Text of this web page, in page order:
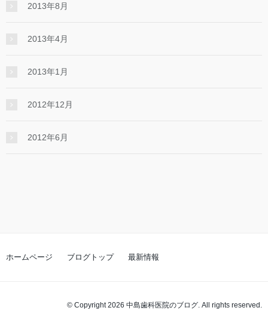
2013年8月
2013年4月
2013年1月
2012年12月
2012年6月
ホームページ ブログトップ 最新情報
© Copyright 2026 中島歯科医院のブログ. All rights reserved.